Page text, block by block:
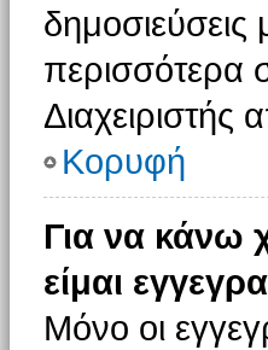
περισσότερα
Κορυφή
Για να κάνω
είμαι
Μόνο οι